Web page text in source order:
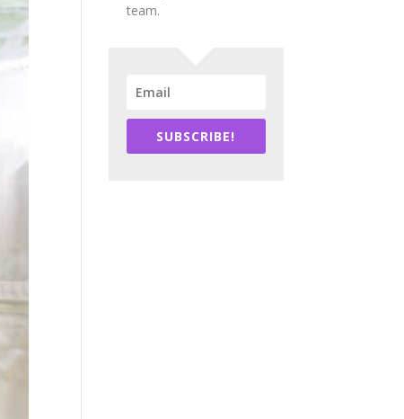
team.
SUBSCRIBE!